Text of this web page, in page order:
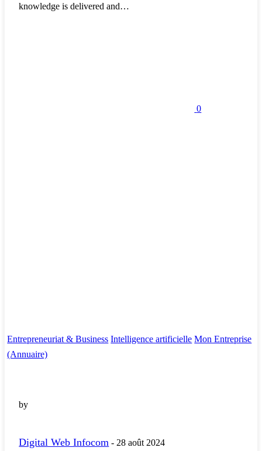
knowledge is delivered and…
0
Entrepreneuriat & Business Intelligence artificielle Mon Entreprise
(Annuaire)
by
Digital Web Infocom - 28 août 2024